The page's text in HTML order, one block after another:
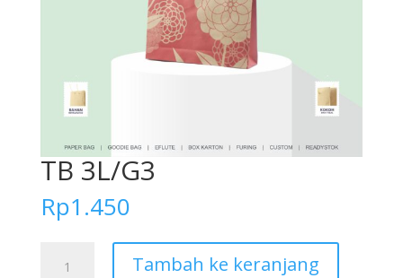
TB 3L/G3
Rp1.450
Tambah ke keranjang